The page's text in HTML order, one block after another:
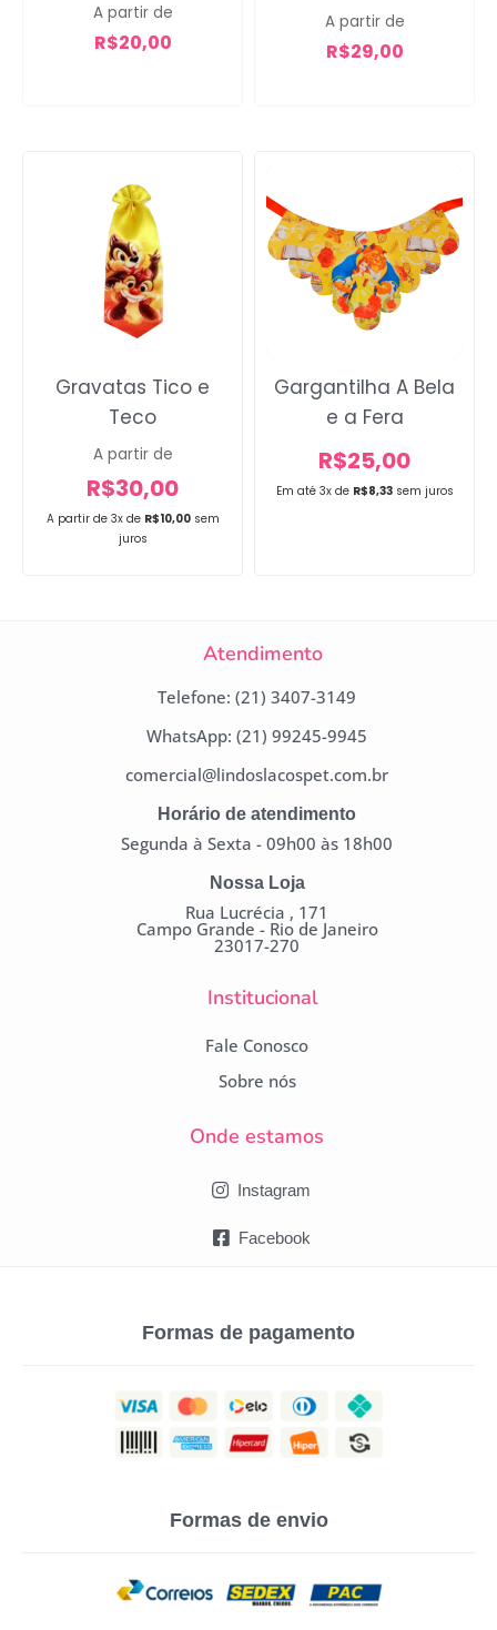
A partir de
R$20,00
A partir de
R$29,00
A partir de 3x de R$10,00 sem
juros
Gravatas Tico e
Teco
A partir de
R$30,00 Em até 3x de R$8,33 sem juros
Gargantilha A Bela
e a Fera
R$25,00
Atendimento
Telefone: (21) 3407-3149
WhatsApp: (21) 99245-9945
comercial@lindoslacospet.com.br
Horário de atendimento
Segunda à Sexta - 09h00 às 18h00
Nossa Loja
Rua Lucrécia , 171
Campo Grande - Rio de Janeiro
23017-270
Institucional
Fale Conosco
Sobre nós
Onde estamos
Instagram
Facebook
Formas de pagamento
Formas de envio